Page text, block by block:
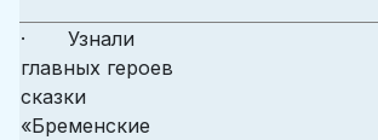
· Узнали
главных героев
сказки
«Бременские